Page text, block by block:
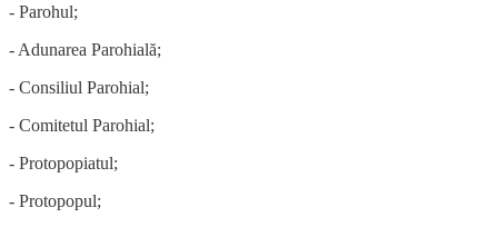
- Parohul;
- Adunarea Parohială;
- Consiliul Parohial;
- Comitetul Parohial;
- Protopopiatul;
- Protopopul;